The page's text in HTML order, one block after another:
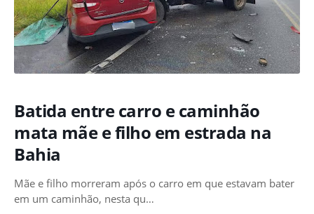
Batida entre carro e caminhão
mata mãe e filho em estrada na
Bahia
Mãe e filho morreram após o carro em que estavam bater
em um caminhão, nesta qu…